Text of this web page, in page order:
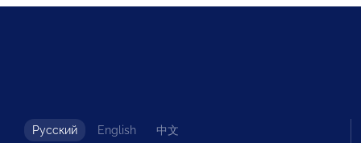
Русский English 中文